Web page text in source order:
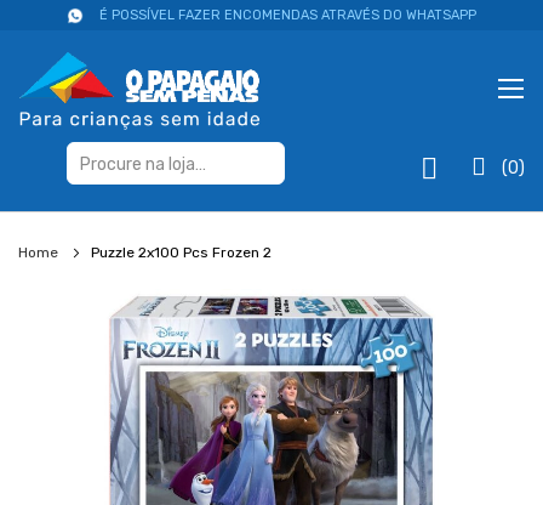
É POSSÍVEL FAZER ENCOMENDAS ATRAVÉS DO WHATSAPP
(0)
Home Puzzle 2x100 Pcs Frozen 2